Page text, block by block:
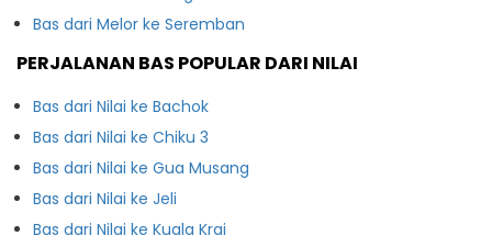
Bas dari Melor ke Seremban
PERJALANAN BAS POPULAR DARI NILAI
Bas dari Nilai ke Bachok
Bas dari Nilai ke Chiku 3
Bas dari Nilai ke Gua Musang
Bas dari Nilai ke Jeli
Bas dari Nilai ke Kuala Krai